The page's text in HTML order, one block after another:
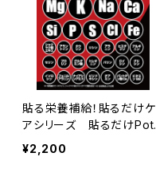
貼る栄養補給！貼るだけケ
アシリーズ 貼るだけPoti
on Type M＋A
¥2,200